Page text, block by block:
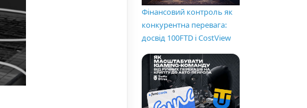
Фінансовий контроль як
конкурентна перевага:
досвід 100FTD і CostView